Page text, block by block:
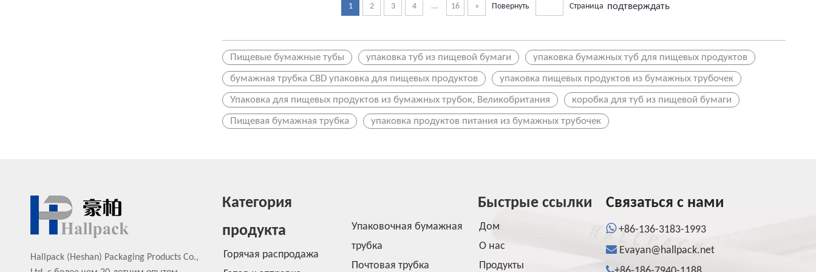
1 2 3 4 ... 16 » Повернуть Страница подтверждать
Пищевые бумажные тубы упаковка туб из пищевой бумаги упаковка бумажных туб для пищевых продуктов
бумажная трубка CBD упаковка для пищевых продуктов упаковка пищевых продуктов из бумажных трубочек
Упаковка для пищевых продуктов из бумажных трубок, Великобритания коробка для туб из пищевой бумаги
Пищевая бумажная трубка упаковка продуктов питания из бумажных трубочек
Hallpack (Heshan) Packaging Products Co.,
Категория
продукта
Горячая распродажа
Упаковочная бумажная
трубка
Почтовая трубка
Быстрые ссылки
Дом
О нас
Продукты
Связаться с нами
 +86-136-3183-1993
 Evayan@hallpack.net